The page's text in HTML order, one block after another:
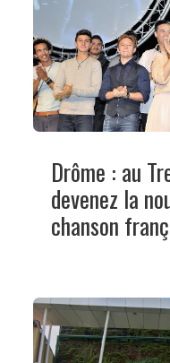
Drôme : au
devenez la
chanson